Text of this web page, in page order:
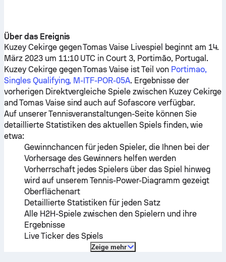
Über das Ereignis
Kuzey CekirgegegenTomas Vaise Livespiel beginnt am 14.
März 2023 um 11:10 UTC in Court 3, Portimão, Portugal.
Kuzey CekirgegegenTomas Vaise ist Teil von Portimao,
Singles Qualifying, M-ITF-POR-05A. Ergebnisse der
vorherigen Direktvergleiche Spiele zwischen Kuzey Cekirge
and Tomas Vaisesind auch auf Sofascore verfügbar.
Auf unserer Tennisveranstaltungen-Seite können Sie
detaillierte Statistiken des aktuellen Spiels finden, wie
etwa:
Gewinnchancen für jeden Spieler, die Ihnen bei der
Vorhersage des Gewinners helfen werden
Vorherrschaft jedes Spielers über das Spiel hinweg
wird auf unserem Tennis-Power-Diagramm gezeigt
Oberflächenart
Detaillierte Statistiken für jeden Satz
Alle H2H-Spiele zwischen den Spielern und ihre
Ergebnisse
Live Ticker des Spiels
Zeige mehr